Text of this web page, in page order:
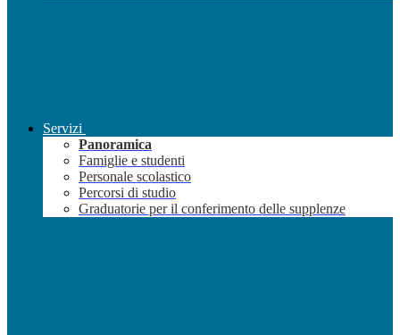
Servizi
Panoramica
Famiglie e studenti
Personale scolastico
Percorsi di studio
Graduatorie per il conferimento delle supplenze